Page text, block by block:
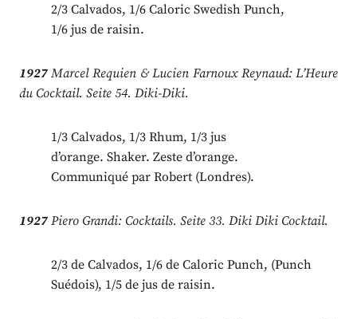
2/3 Calvados, 1/6 Caloric Swedish Punch,
1/6 jus de raisin.
1927Marcel Requien & Lucien Farnoux Reynaud: L’Heure
du Cocktail. Seite 54. Diki-Diki.
1/3 Calvados, 1/3 Rhum, 1/3 jus
d’orange. Shaker. Zeste d’orange.
Communiqué par Robert (Londres).
1927Piero Grandi: Cocktails. Seite 33. Diki Diki Cocktail.
2/3 de Calvados, 1/6 de Caloric Punch, (Punch
Suédois), 1/5 de jus de raisin.